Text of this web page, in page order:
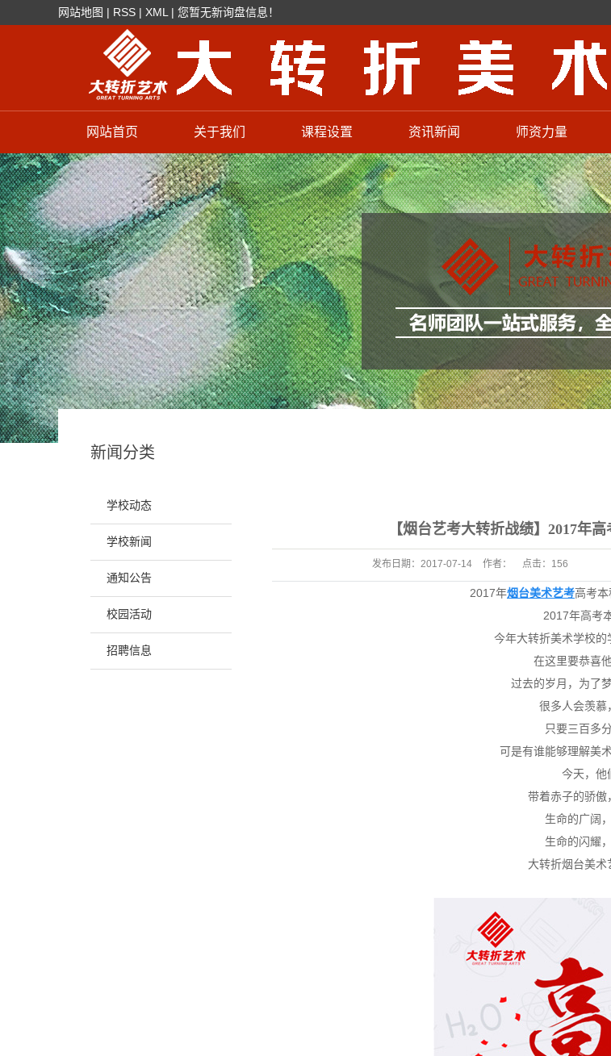
网站地图 | RSS | XML | 您暂无新询盘信息！
网站首页 关于我们
学校简介
辉煌成绩
教学特色
课程设置
色彩培训
素描培训
油画培训
速写培训
摄影培训
模特培训
少儿美术培训
烟台美术高考
烟台艺术培训
资讯新闻
学校动态
学校新闻
通知公告
校园活动
招聘信息
师资力量
联考高分顾问教授
艺考师资力量
少儿美术老师
新闻分类
学校动态
学校新闻
通知公告
校园活动
招聘信息
【烟台艺考大转折战绩】2017年
发布日期： 2017-07-14 作者： 点击： 156
2017年烟台美术艺考高考本
2017年高考
今年大转折美术学校的
在这里要恭喜
过去的岁月，为了
很多人会羡慕
只要三百多
可是有谁能够理解美
今天，他
带着赤子的骄傲
生命的广阔
生命的闪耀
大转折烟台美术